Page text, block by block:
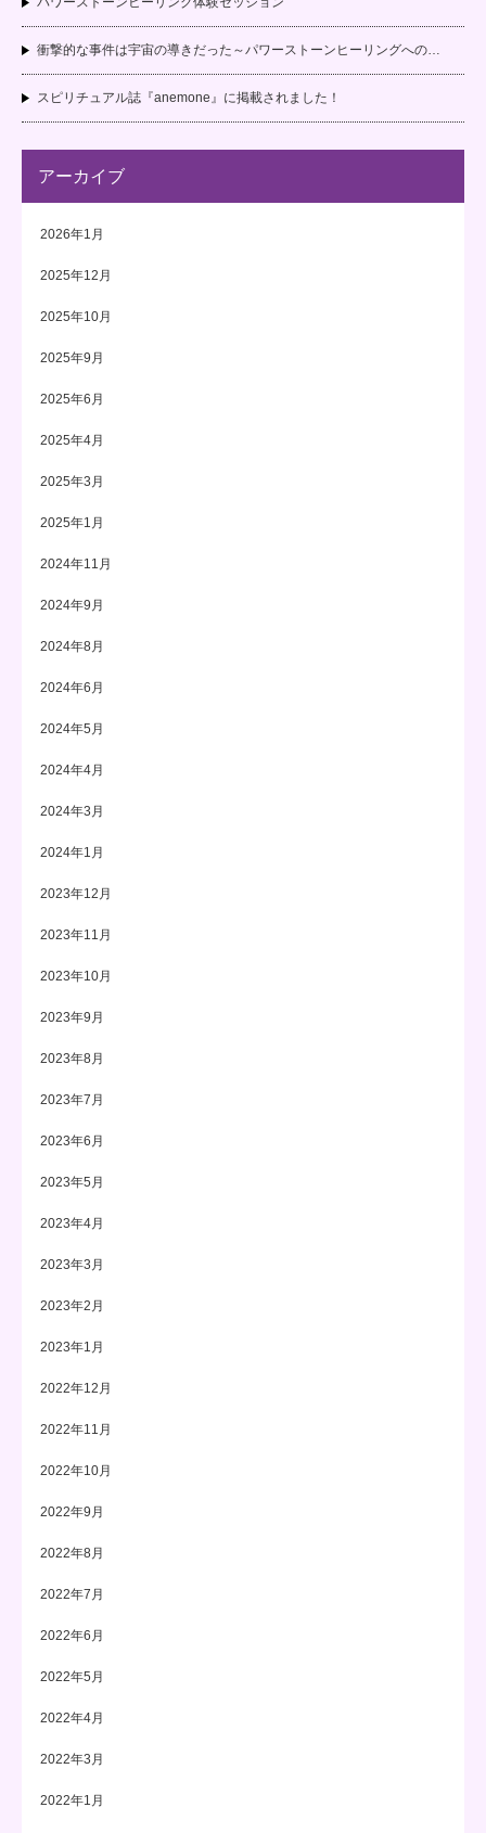
衝撃的な事件は宇宙の導きだった～パワーストーンヒーリングへの…
スピリチュアル誌『anemone』に掲載されました！
アーカイブ
2026年1月
2025年12月
2025年10月
2025年9月
2025年6月
2025年4月
2025年3月
2025年1月
2024年11月
2024年9月
2024年8月
2024年6月
2024年5月
2024年4月
2024年3月
2024年1月
2023年12月
2023年11月
2023年10月
2023年9月
2023年8月
2023年7月
2023年6月
2023年5月
2023年4月
2023年3月
2023年2月
2023年1月
2022年12月
2022年11月
2022年10月
2022年9月
2022年8月
2022年7月
2022年6月
2022年5月
2022年4月
2022年3月
2022年1月